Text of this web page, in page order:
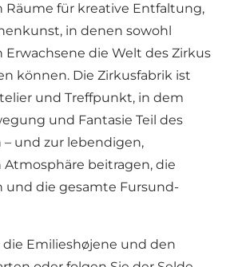
Räume für kreative Entfaltung,
in denen sowohl
Erwachsene die Welt des Zirkus
können. Die Zirkusfabrik ist
und Treffpunkt, in dem
und Fantasie Teil des
und zur lebendigen,
beitragen, die
und die gesamte Fursund-
Emilieshøjene und den